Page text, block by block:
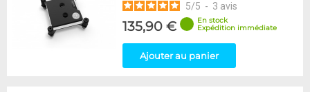
5/5 - 3 avis
135,90 €
En stock
Expédition immédiate
Ajouter au panier